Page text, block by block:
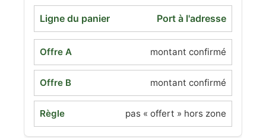
Port à l'adresse
montant confirmé
montant confirmé
pas « offert » hors zone